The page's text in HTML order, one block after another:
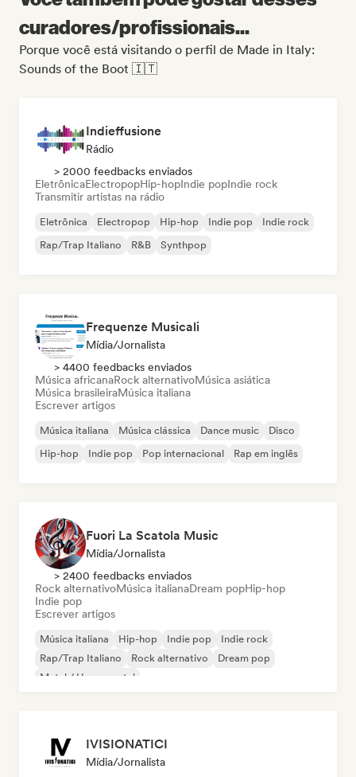
curadores/profissionais...
Porque você está visitando o perfil de Made in Italy:
Sounds of the Boot 🇮🇹
Indieffusione
Rádio
> 2000 feedbacks enviados
EletrônicaElectropopHip-hopIndie popIndie rock
Transmitir artistas na rádio
Eletrônica Electropop Hip-hop Indie pop
Indie rock
Rap/Trap Italiano
R&B Synthpop
Frequenze Musicali
Mídia/Jornalista
> 4400 feedbacks enviados
Música africanaRock alternativoMúsica asiática
Música brasileiraMúsica italiana
Escrever artigos
Música italiana Música clássica Dance music
Disco
Hip-hop
Indie pop Pop internacional Rap em inglês
Fuori La Scatola Music
Mídia/Jornalista
> 2400 feedbacks enviados
Rock alternativoMúsica italianaDream popHip-hop
Indie pop
Escrever artigos
Música italiana Hip-hop Indie pop
Indie rock
Rap/Trap Italiano
Rock alternativo
Dream pop
Metal / Heavy metal
IVISIONATICI
Mídia/Jornalista